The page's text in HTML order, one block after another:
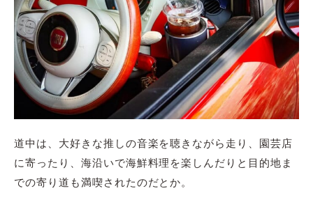
道中は、大好きな推しの音楽を聴きながら走り、園芸店
に寄ったり、海沿いで海鮮料理を楽しんだりと目的地ま
での寄り道も満喫されたのだとか。